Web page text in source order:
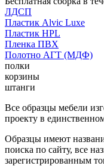
ЛДСП
Пластик Alvic Luxe
Пластик HPL
Пленка ПВХ
Полотно АГТ (МДФ)
полки
корзины
штанги
Все образцы мебели
проекту в
Образцы имеют
поиска по сайту, все
зарегистрированным